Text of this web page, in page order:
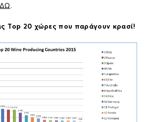
Τop 20 χώρες που παράγουν κρασί!